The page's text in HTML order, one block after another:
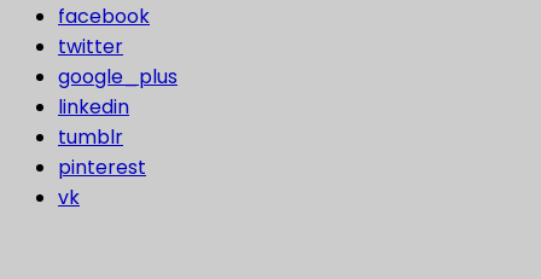
facebook
twitter
google_plus
linkedin
tumblr
pinterest
vk